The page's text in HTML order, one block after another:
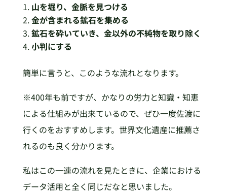
山を堀り、金脈を見つける
金が含まれる鉱石を集める
鉱石を砕いていき、金以外の不純物を取り除く
小判にする
簡単に言うと、このような流れとなります。
※400年も前ですが、かなりの労力と知識・知恵
による仕組みが出来ているので、ぜひ一度佐渡に
行くのをおすすめします。世界文化遺産に推薦さ
れるのも良く分かります。
私はこの一連の流れを見たときに、企業における
データ活用と全く同じだなと思いました。